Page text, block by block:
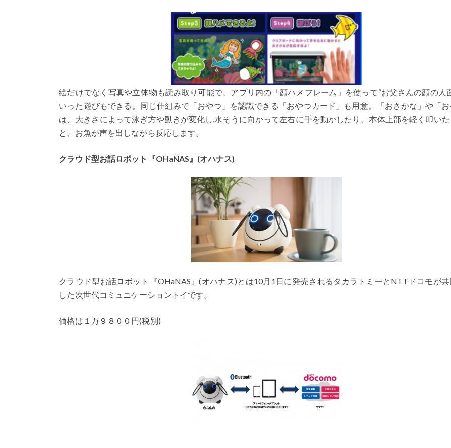
絵だけでなく写真や立体物も読み取り可能で、アプリ内の「顔ハメフレーム」を使って“お父さんの顔の人
いった遊びもできる。同じ仕組みで「おやつ」を認識できる「おやつカード」も用意。「おさかな」や「
は、大きさによって泳ぎ方や動きが変化し,水そうに向かって左右に手を動かしたり、本体上部を軽く叩い
と、お魚が声を出しながら反応します。
クラウド型お話ロボット『OHaNAS 』(オハナス)
クラウド型お話ロボット『OHaNAS』(オハナス)とは10月1日に発売されるタカラトミーとNTTドコモが
した次世代コミュニケーショントイです。
価格は１万９８００円(税別)